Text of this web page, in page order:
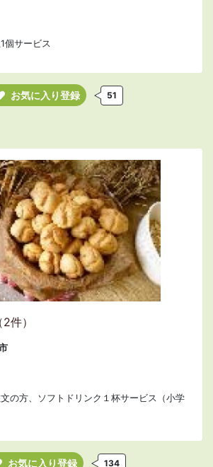
個サービス
お気に入り登録 51
（2件）
の方、ソフトドリンク１杯サービス（小学
お気に入り登録 134